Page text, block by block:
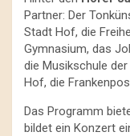
Partner: Der
Stadt Hof, die
Gymnasium, das
die Musikschule
Hof, die
Das Programm
bildet ein Konzert